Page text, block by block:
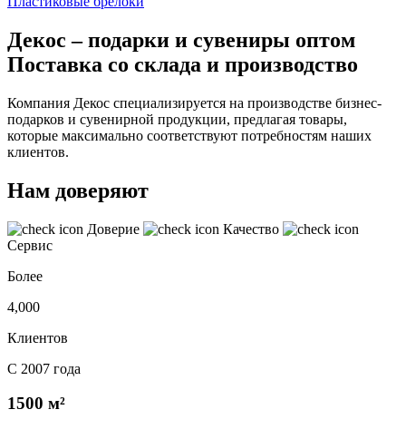
Декос – подарки и сувениры оптом
Поставка со склада и производство
Компания Декос специализируется на производстве бизнес-
подарков и сувенирной продукции, предлагая товары,
которые максимально соответствуют потребностям наших
клиентов.
Нам доверяют
Доверие
Качество
Сервис
Более
4,000
Клиентов
С 2007 года
1500 м²